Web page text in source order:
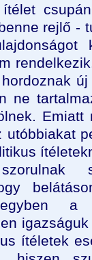
rejlő -
ne
utóbbiakat
a
ítéletek